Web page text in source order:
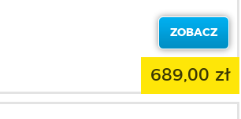
ZOBACZ
689,00 zł